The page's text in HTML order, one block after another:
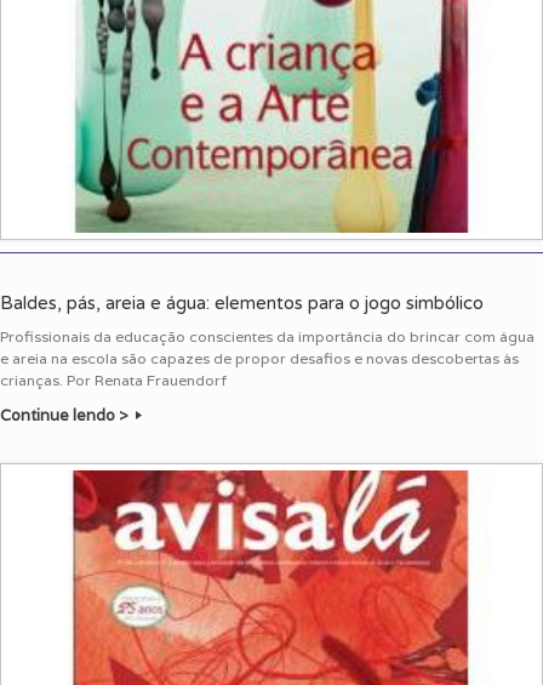
Baldes, pás, areia e água: elementos para o jogo simbólico
Profissionais da educação conscientes da importância do brincar com água
e areia na escola são capazes de propor desafios e novas descobertas às
crianças. Por Renata Frauendorf
Continue lendo >